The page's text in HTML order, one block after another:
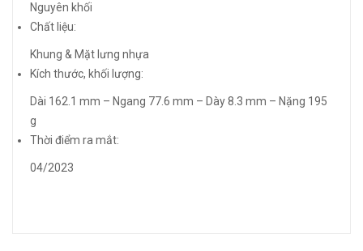
Nguyên khối
Chất liệu:
Khung & Mặt lưng nhựa
Kích thước, khối lượng:
Dài 162.1 mm – Ngang 77.6 mm – Dày 8.3 mm – Nặng 195
g
Thời điểm ra mắt:
04/2023